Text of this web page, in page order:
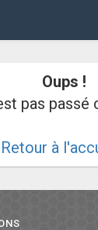
Oups !
pas passé
Retour à